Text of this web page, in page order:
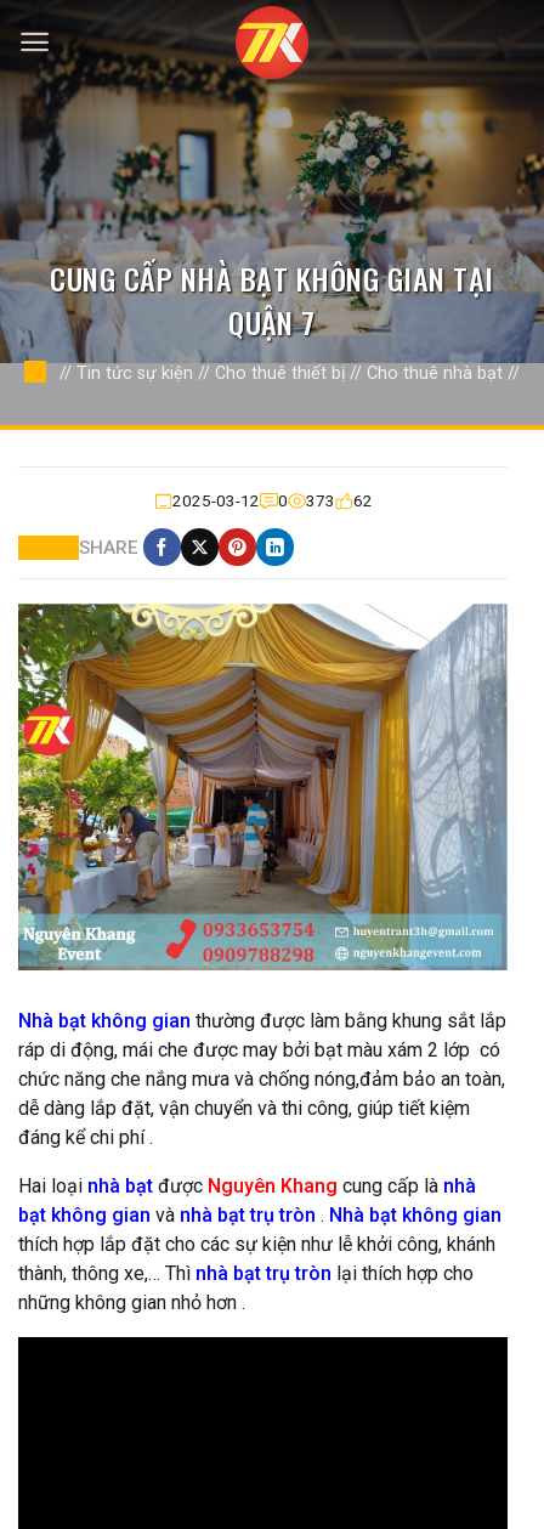
qua
nội
dung
CUNG CẤP NHÀ BẠT KHÔNG GIAN TẠI
QUẬN 7
// Tin tức sự kiện // Cho thuê thiết bị // Cho thuê nhà bạt //
2025-03-12 0 373 62
SHARE
Nhà bạt không gian thường được làm bằng khung sắt lắp
ráp di động, mái che được may bởi bạt màu xám 2 lớp có
chức năng che nắng mưa và chống nóng,đảm bảo an toàn,
dễ dàng lắp đặt, vận chuyển và thi công, giúp tiết kiệm
đáng kể chi phí .
Hai loại nhà bạt được Nguyên Khang cung cấp là nhà
bạt không gian và nhà bạt trụ tròn . Nhà bạt không gian
thích hợp lắp đặt cho các sự kiện như lễ khởi công, khánh
thành, thông xe,… Thì nhà bạt trụ tròn lại thích hợp cho
những không gian nhỏ hơn .